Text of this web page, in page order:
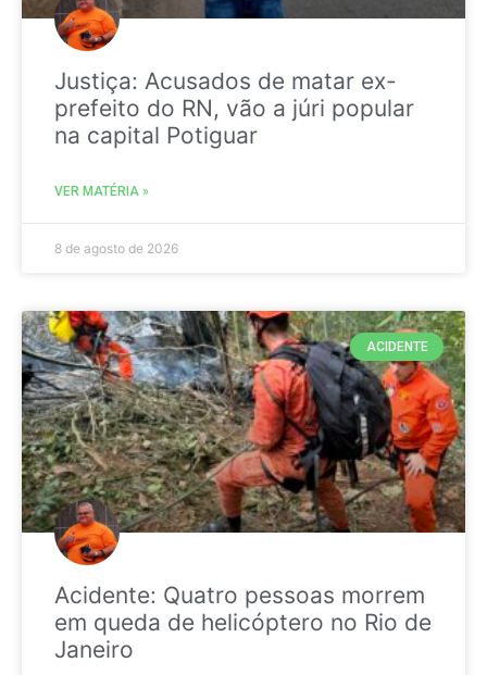
Justiça: Acusados de matar ex-
prefeito do RN, vão a júri popular
na capital Potiguar
VER MATÉRIA »
8 de agosto de 2026
ACIDENTE
Acidente: Quatro pessoas morrem
em queda de helicóptero no Rio de
Janeiro